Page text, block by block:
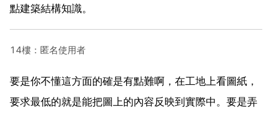
點建築結構知識。
14樓：匿名使用者
要是你不懂這方面的確是有點難啊，在工地上看圖紙，
要求最低的就是能把圖上的內容反映到實際中。要是弄